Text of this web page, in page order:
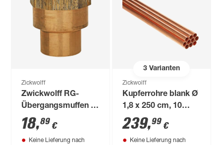
Zickwolff
Zwickwolff RG-
Übergangsmuffen Ø
20,67 (1/2") x 15 mm
10 Stück
18,89 €
Keine Lieferung nach
3Varianten
Zickwolff
Kupferrohre blank Ø
1,8 x 250 cm, 10
Stück
239,99 €
Keine Lieferung nach